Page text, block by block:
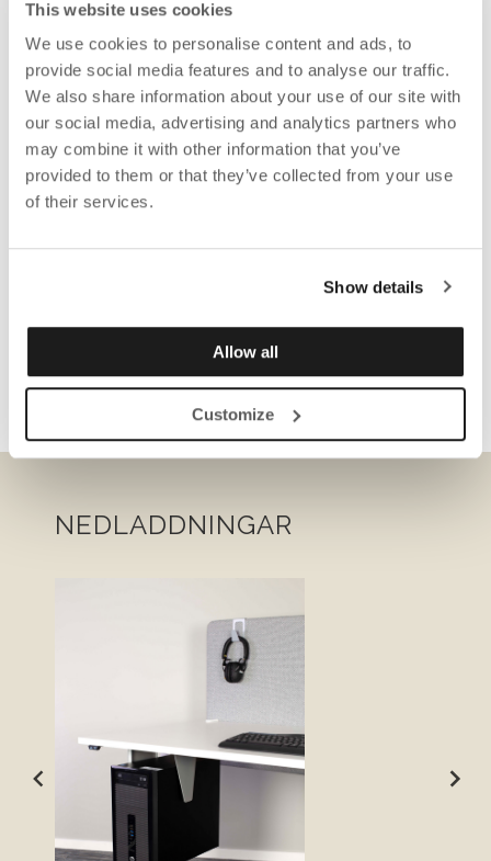
This website uses cookies
We use cookies to personalise content and ads, to
provide social media features and to analyse our traffic.
We also share information about your use of our site with
our social media, advertising and analytics partners who
may combine it with other information that you’ve
provided to them or that they’ve collected from your use
of their services.
Show details
Allow all
Customize
NEDLADDNINGAR